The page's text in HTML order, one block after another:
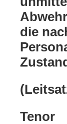
die
Tenor